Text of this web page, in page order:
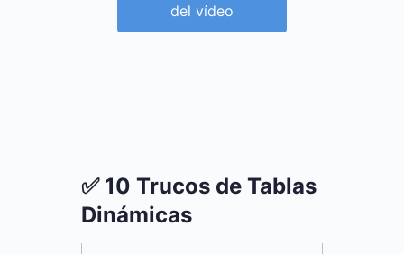
del vídeo
✅ 10 Trucos de Tablas
Dinámicas